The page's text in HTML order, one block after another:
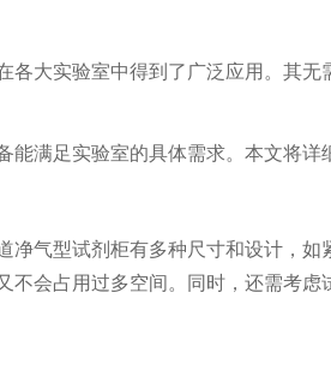
实验室中得到了广泛应用。其无
满足实验室的具体需求。本文将详
型试剂柜有多种尺寸和设计，如
会占用过多空间。同时，还需考